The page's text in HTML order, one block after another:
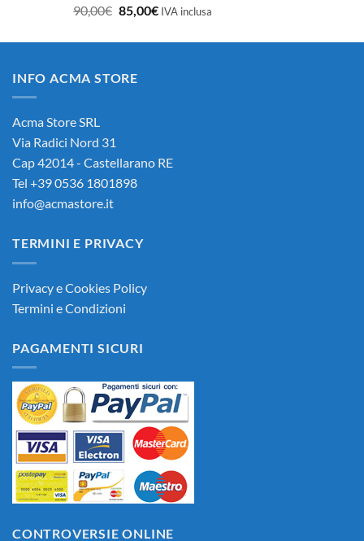
90,00€ Il
originale
90,00€.
85,00€Il
attuale
IVA inclusa
INFO ACMA STORE
Acma Store SRL
Via Radici Nord 31
Cap 42014 - Castellarano RE
Tel +39 0536 1801898
info@acmastore.it
TERMINI E PRIVACY
Privacy e Cookies Policy
Termini e Condizioni
PAGAMENTI SICURI
CONTROVERSIE ONLINE